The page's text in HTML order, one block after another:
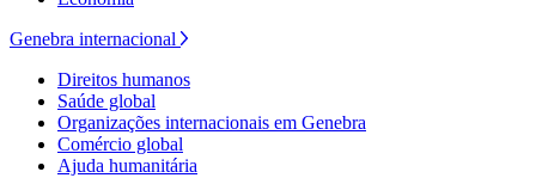
Genebra internacional
Direitos humanos
Saúde global
Organizações internacionais em Genebra
Comércio global
Ajuda humanitária